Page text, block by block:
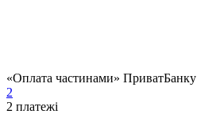
«Оплата частинами» ПриватБанку
2
2 платежі